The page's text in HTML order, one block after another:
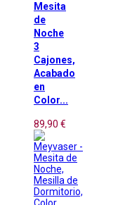
Mesita
de
Noche
3
Cajones,
Acabado
en
Color...
89,90 €